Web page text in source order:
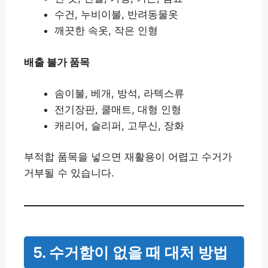
수건, 누비이불, 반려동물옷
깨끗한 속옷, 작은 인형
배출 불가 품목
솜이불, 베개, 방석, 라텍스류
전기장판, 쿨매트, 대형 인형
캐리어, 슬리퍼, 고무신, 장화
부적합 품목을 넣으면 재활용이 어렵고 수거가
거부될 수 있습니다.
5. 수거함이 없을 때 대처 방법